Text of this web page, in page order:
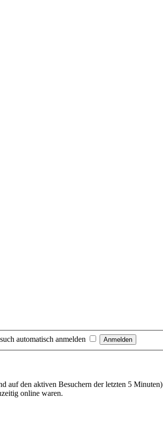
automatisch anmelden
auf den aktiven Besuchern der letzten 5 Minuten)
online waren.